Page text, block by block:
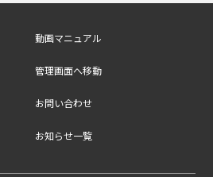
動画マニュアル
管理画面へ移動
お問い合わせ
お知らせ一覧